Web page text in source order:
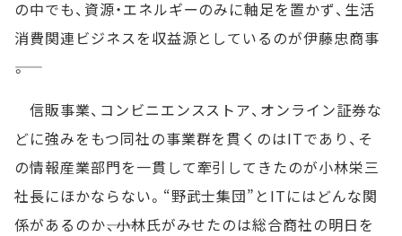
の中でも、資源・エネルギーのみに軸足を置かず、生活
消費関連ビジネスを収益源としているのが伊藤忠商事
――。
信販事業、コンビニエンスストア、オンライン証券な
どに強みをもつ同社の事業群を貫くのはITであり、そ
の情報産業部門を一貫して牽引してきたのが小林栄三
社長にほかならない。“野武士集団”とITにはどんな関
係があるのか――、小林氏がみせたのは総合商社の明日を